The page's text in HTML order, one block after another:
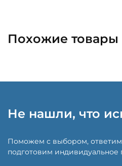
Похожие товары
Не нашли, что
Поможем с выбором, ответим
подготовим